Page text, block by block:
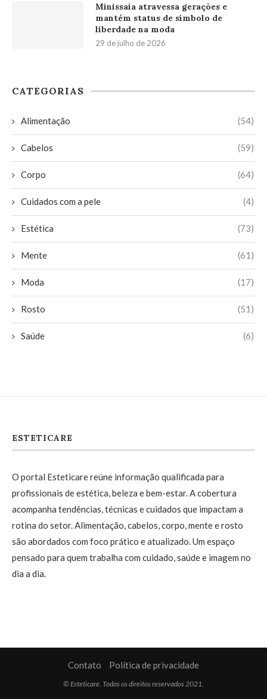
Minissaia atravessa gerações e
mantém status de símbolo de
liberdade na moda
29 de julho de 2026
CATEGORIAS
Alimentação (54)
Cabelos (59)
Corpo (64)
Cuidados com a pele (4)
Estética (73)
Mente (61)
Moda (17)
Rosto (51)
Saúde (6)
ESTETICARE
O portal Esteticare reúne informação qualificada para
profissionais de estética, beleza e bem-estar. A cobertura
acompanha tendências, técnicas e cuidados que impactam a
rotina do setor. Alimentação, cabelos, corpo, mente e rosto
são abordados com foco prático e atualizado. Um espaço
pensado para quem trabalha com cuidado, saúde e imagem no
dia a dia.
Contato Política de privacidade
© Esteticare. Todos os direitos reservados 2021.